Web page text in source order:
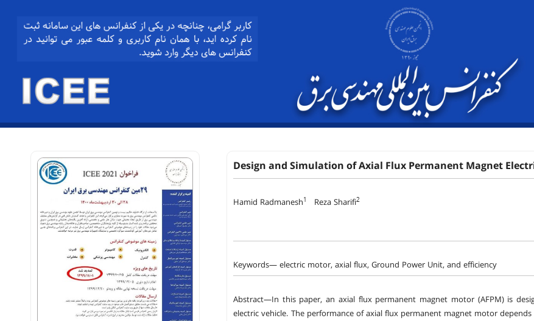
Design and Simulation of Axial Flux Permanent Magnet
Hamid Radmanesh1 Reza Sharifi2
Keywords— electric motor, axial flux, Ground Power Unit, and efficiency
Abstract—In this paper, an axial flux permanent magnet motor (AFPM) is
electric vehicle. The performance of axial flux permanent magnet motor